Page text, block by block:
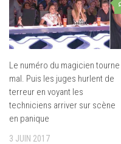
Le numéro du magicien tourne
mal. Puis les juges hurlent de
terreur en voyant les
techniciens arriver sur scène
en panique
3 JUIN 2017